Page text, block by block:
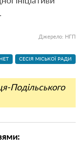
Джерело: НГП
СЕСІЯ МІСЬКОЇ РАДИ
Подільського